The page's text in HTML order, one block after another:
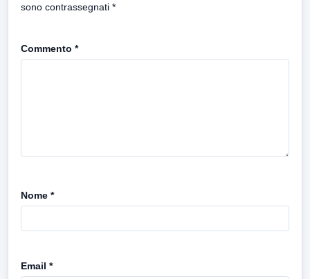
sono contrassegnati *
Commento *
Nome *
Email *